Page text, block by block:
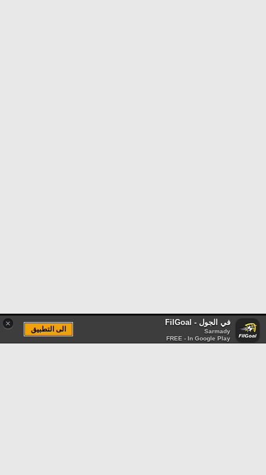
× في الجول - FilGoal
Sarmady
FREE - In Google Play
الى التطبيق